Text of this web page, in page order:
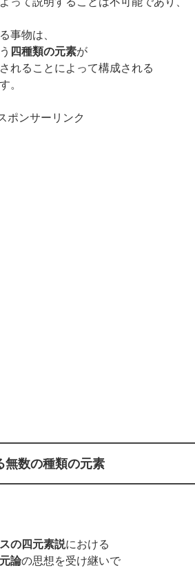
事物は、
四種類の元素が
されることによって構成される
。
ポンサーリンク
無数の種類の元素
の四元素説における
論の思想を受け継いで